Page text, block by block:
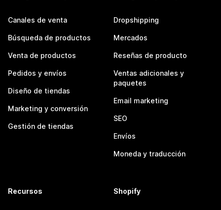
Canales de venta
Búsqueda de productos
Venta de productos
Pedidos y envíos
Diseño de tiendas
Marketing y conversión
Gestión de tiendas
Dropshipping
Mercados
Reseñas de producto
Ventas adicionales y
paquetes
Email marketing
SEO
Envíos
Moneda y traducción
Recursos Shopify